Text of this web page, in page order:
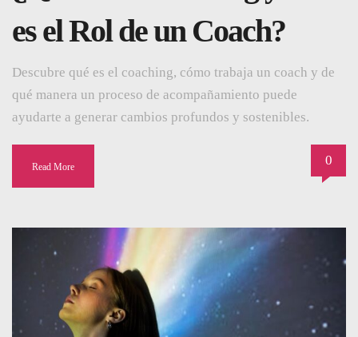
es el Rol de un Coach?
Descubre qué es el coaching, cómo trabaja un coach y de
qué manera un proceso de acompañamiento puede
ayudarte a generar cambios profundos y sostenibles.
Read More 0